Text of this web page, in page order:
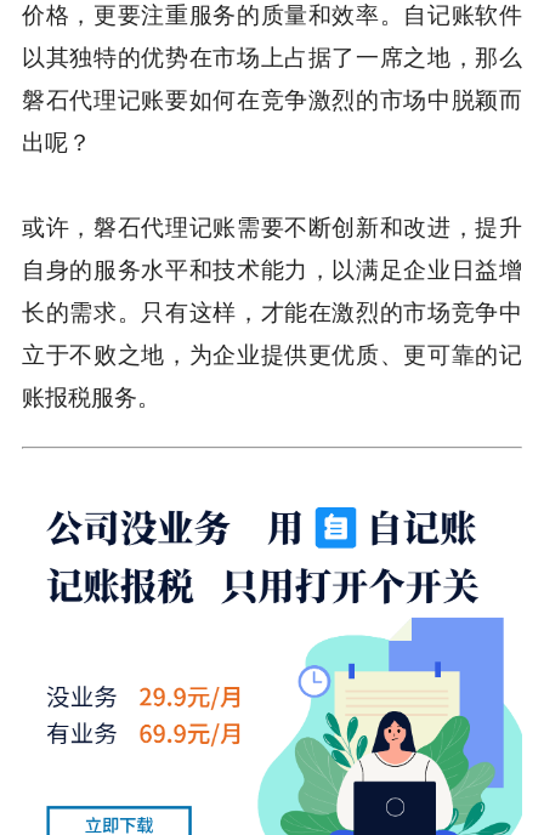
价格，更要注重服务的质量和效率。自记账软件
以其独特的优势在市场上占据了一席之地，那么
磐石代理记账要如何在竞争激烈的市场中脱颖而
出呢？
或许，磐石代理记账需要不断创新和改进，提升
自身的服务水平和技术能力，以满足企业日益增
长的需求。只有这样，才能在激烈的市场竞争中
立于不败之地，为企业提供更优质、更可靠的记
账报税服务。